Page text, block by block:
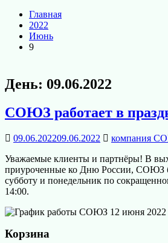
Главная
2022
Июнь
9
День: 09.06.2022
СОЮЗ работает в
09.06.202209.06.2022
компания
Уважаемые клиенты и партнёры! В
приуроченные ко Дню России, СОЮЗ
субботу и понедельник по
14:00.
Корзина